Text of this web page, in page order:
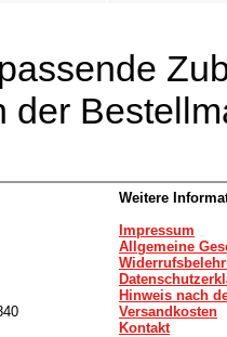
der
Weitere
Impressum
Allgemeine
Hinweis nach
Versandkosten
Kontakt